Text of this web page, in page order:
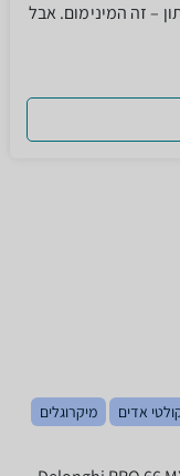
– זה המינימום. אבל
אדים
מיקרוגלים